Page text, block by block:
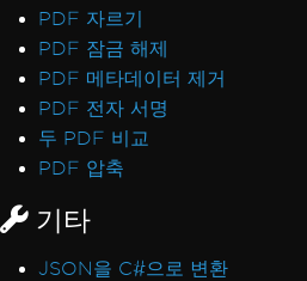
PDF 자르기
PDF 잠금 해제
PDF 메타데이터 제거
PDF 전자 서명
두 PDF 비교
PDF 압축
기타
JSON을 C#으로 변환